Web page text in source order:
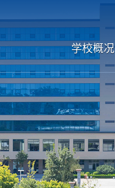
学校概况